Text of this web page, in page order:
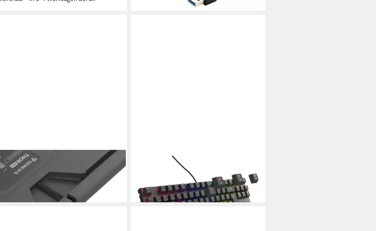
NATEC
PC-Tastatur
lieferbar - in 3-4 Werktagen bei dir lieferbar - in 3-4 Werktagen bei dir